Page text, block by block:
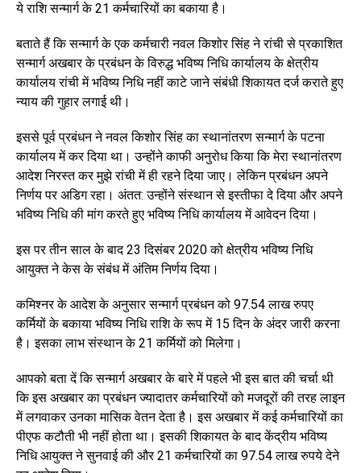
ये राशि सन्मार्ग के 21 कर्मचारियों का बकाया है।
बताते हैं कि सन्मार्ग के एक कर्मचारी नवल किशोर सिंह ने रांची से प्रकाशित
सन्मार्ग अखबार के प्रबंधन के विरुद्ध भविष्य निधि कार्यालय के क्षेत्रीय
कार्यालय रांची में भविष्य निधि नहीं काटे जाने संबंधी शिकायत दर्ज कराते हुए
न्याय की गुहार लगाई थी।
इससे पूर्व प्रबंधन ने नवल किशोर सिंह का स्थानांतरण सन्मार्ग के पटना
कार्यालय में कर दिया था। उन्होंने काफी अनुरोध किया कि मेरा स्थानांतरण
आदेश निरस्त कर मुझे रांची में ही रहने दिया जाए। लेकिन प्रबंधन अपने
निर्णय पर अडिग रहा। अंतत: उन्होंने संस्थान से इस्तीफा दे दिया और अपने
भविष्य निधि की मांग करते हुए भविष्य निधि कार्यालय में आवेदन दिया।
इस पर तीन साल के बाद 23 दिसंबर 2020 को क्षेत्रीय भविष्य निधि
आयुक्त ने केस के संबंध में अंतिम निर्णय दिया।
कमिश्नर के आदेश के अनुसार सन्मार्ग प्रबंधन को 97.54 लाख रुपए
कर्मियों के बकाया भविष्य निधि राशि के रूप में 15 दिन के अंदर जारी करना
है। इसका लाभ संस्थान के 21 कर्मियों को मिलेगा।
आपको बता दें कि सन्मार्ग अखबार के बारे में पहले भी इस बात की चर्चा थी
कि इस अखबार का प्रबंधन ज्यादातर कर्मचारियों को मजदूरों की तरह लाइन
में लगवाकर उनका मासिक वेतन देता है। इस अखबार में कई कर्मचारियों का
पीएफ कटौती भी नहीं होता था। इसकी शिकायत के बाद केंद्रीय भविष्य
निधि आयुक्त ने सुनवाई की और 21 कर्मचारियों का 97.54 लाख रुपये देने